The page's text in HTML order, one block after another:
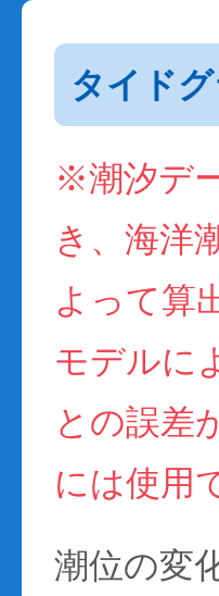
タイド
※潮汐デ
き、海洋
よって算
モデルに
との誤差
には使用
潮位の変